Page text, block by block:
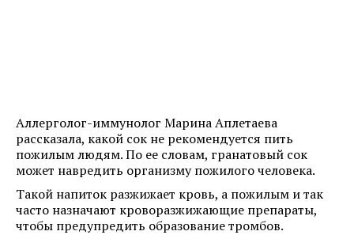
Аллерголог-иммунолог Марина Аплетаева
рассказала, какой сок не рекомендуется пить
пожилым людям. По ее словам, гранатовый сок
может навредить организму пожилого человека.
Такой напиток разжижает кровь, а пожилым и так
часто назначают кроворазжижающие препараты,
чтобы предупредить образование тромбов.